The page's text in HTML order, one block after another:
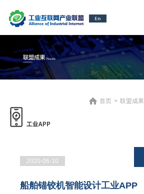
首页 > 联盟成果
2020-06-10
船舶锚铰机智能设计工业APP